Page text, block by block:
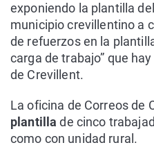
exponiendo la plantilla
municipio crevillentino a
de refuerzos en la
carga de trabajo” que
de Crevillent.
La oficina de Correos de
plantillade cinco
como con unidad rural.